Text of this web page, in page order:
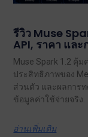
รีวิว Muse
API, ราคา แล
Muse Spark 1.2 คุ้
ประสิทธิภาพของ
ส่วนตัว และผลการ
ข้อมูลค่าใช้จ่ายจริง.
อ่านเพิ่มเติม